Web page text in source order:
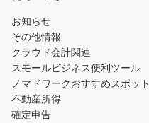
お知らせ
その他情報
クラウド会計関連
スモールビジネス便利ツール
ノマドワークおすすめスポット
不動産所得
確定申告